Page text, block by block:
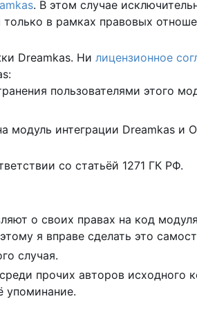
. В этом случае
в рамках правовых
Dreamkas. Ни лицензионное
пользователями этого
модуль интеграции Dreamkas и
со статьёй 1271 ГК РФ.
о своих правах на код
я вправе сделать это
случая.
прочих авторов исходного
упоминание.